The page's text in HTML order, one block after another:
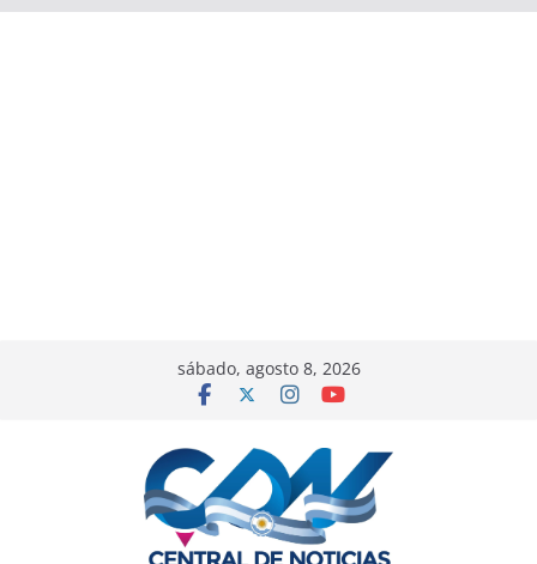
sábado, agosto 8, 2026